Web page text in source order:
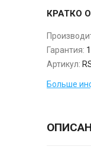
КРАТКО
Гарантия:
Артикул:
Больше